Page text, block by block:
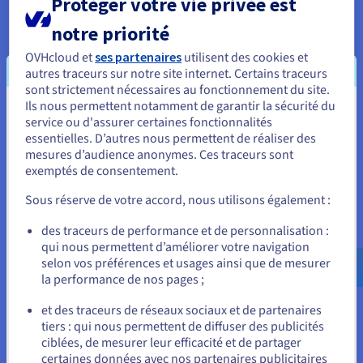
L’API retourne finalement les informations
l’application qui en avait fait la demande.
Veuillez cependant noter que le type de données transférées
peut dépendre du service web utilisé. Les requêtes et les
réponses sont toutefois toujours transmises par l’API. De
plus, son design lui permet d’être utilisée par un être humain
ou un ordinateur, ce qui la rend flexible.
Vous pouvez ajouter des étapes de sécurité dans ce
processus. Compte tenu du rôle de canal intermédiaire de
authentification. Vous pouvez par exemple ajouter des mots
de passe, des vérifications des en-têtes HTTPS, des cookies,
etc. Cette mesure est à privilégier dans le cadre de la
manipulation de données sensibles comme les données
bancaires, administratives ou privées.
Qu’est-ce qu’une passerelle d’API ?
Il s’agit d’un outil vous permettant de gérer vos différentes
API. La plupart des API internes ou privées y font appel pour
Vous semblez être localisé en États-
Unis.
Pour commander, rendez-vous sur le site de votre pays (États-
Allez sur le site États-Unis
us.ovhcloud.com/learn Anglais USD - $
ou
Rester sur le site actuel
notre priorité
OVHcloud etses partenaires utilisent des cookies et
autres traceurs sur notre site internet. Certains traceurs
sont strictement nécessaires au fonctionnement du site.
Ils nous permettent notamment de garantir la sécurité du
service ou d'assurer certaines fonctionnalités
essentielles. D’autres nous permettent de réaliser des
mesures d’audience anonymes. Ces traceurs sont
exemptés de consentement.
Sous réserve de votre accord, nous utilisons également :
des traceurs de performance et de personnalisation :
qui nous permettent d’améliorer votre navigation
selon vos préférences et usages ainsi que de mesurer
la performance de nos pages ;
et des traceurs de réseaux sociaux et de partenaires
tiers : qui nous permettent de diffuser des publicités
ciblées, de mesurer leur efficacité et de partager
certaines données avec nos partenaires publicitaires